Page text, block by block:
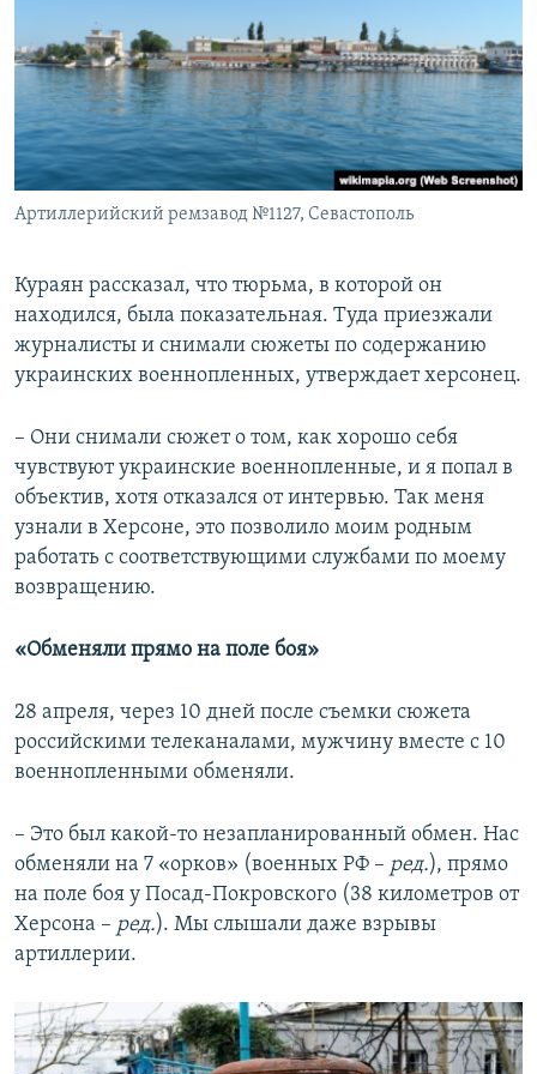
Артиллерийский ремзавод №1127, Севастополь
Кураян рассказал, что тюрьма, в которой он
находился, была показательная. Туда приезжали
журналисты и снимали сюжеты по содержанию
украинских военнопленных, утверждает херсонец.
– Они снимали сюжет о том, как хорошо себя
чувствуют украинские военнопленные, и я попал в
объектив, хотя отказался от интервью. Так меня
узнали в Херсоне, это позволило моим родным
работать с соответствующими службами по моему
возвращению.
«Обменяли прямо на поле боя»
28 апреля, через 10 дней после съемки сюжета
российскими телеканалами, мужчину вместе с 10
военнопленными обменяли.
– Это был какой-то незапланированный обмен. Нас
обменяли на 7 «орков» (военных РФ – ред.), прямо
на поле боя у Посад-Покровского (38 километров от
Херсона – ред.). Мы слышали даже взрывы
артиллерии.